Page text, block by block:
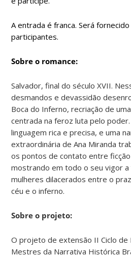
A entrada é franca. Será
participantes.
Sobre o romance:
Salvador, final do século XVII.
desmandos e devassidão
Boca do Inferno, recriação de
centrada na feroz luta pelo poder.
linguagem rica e precisa, e uma
extraordinária de Ana Miranda
os pontos de contato entre
mostrando em todo o seu vigor a
mulheres dilacerados entre o
céu e o inferno.
Sobre o projeto:
O projeto de extensão II Ciclo de
Mestres da Narrativa Histórica